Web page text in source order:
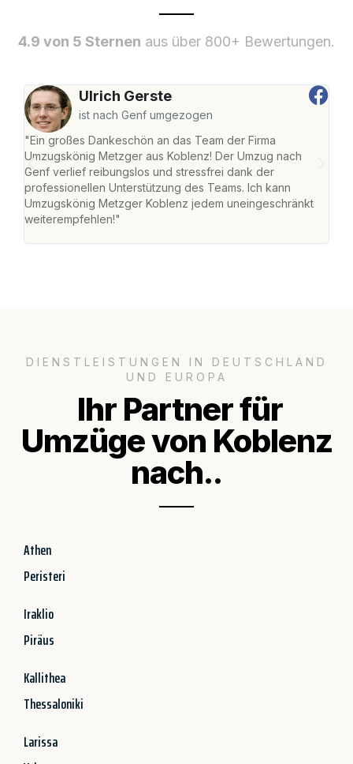
4.9 von 5 Sternen aus über 800+ Bewertungen.
Ulrich Gerste
ist nach Genf umgezogen
"Ein großes Dankeschön an das Team der Firma
Umzugskönig Metzger aus Koblenz! Der Umzug nach
Genf verlief reibungslos und stressfrei dank der
professionellen Unterstützung des Teams. Ich kann
Umzugskönig Metzger Koblenz jedem uneingeschränkt
weiterempfehlen!"
DIENSTLEISTUNGEN IN DEUTSCHLAND
UND EUROPA
Ihr Partner für
Umzüge von Koblenz
nach..
Athen
Peristeri
Iraklio
Piräus
Kallithea
Thessaloniki
Larissa